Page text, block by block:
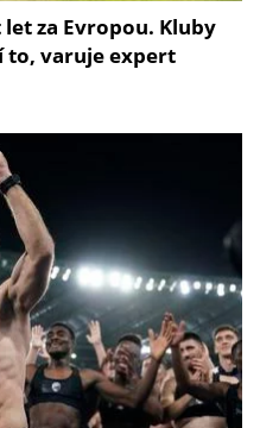
za Evropou. Kluby
to, varuje expert